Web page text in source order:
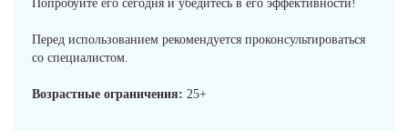
Попробуйте его сегодня и убедитесь в его эффективности!
Перед использованием рекомендуется проконсультироваться
со специалистом.
Возрастные ограничения: 25+